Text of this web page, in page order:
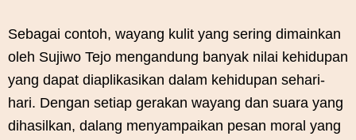
Sebagai contoh, wayang kulit yang sering dimainkan
oleh Sujiwo Tejo mengandung banyak nilai kehidupan
yang dapat diaplikasikan dalam kehidupan sehari-
hari. Dengan setiap gerakan wayang dan suara yang
dihasilkan, dalang menyampaikan pesan moral yang